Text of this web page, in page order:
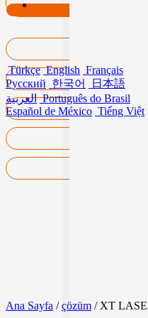
Türkçe English Français
Русский 한국어
日本語
العربية Português do Brasil
Español de México Tiếng Việt
Ana Sayfa /çözüm / XT